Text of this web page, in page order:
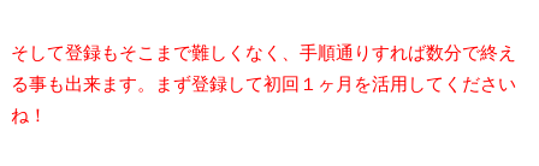
そして登録もそこまで難しくなく、手順通りすれば数分で終え
る事も出来ます。まず登録して初回１ヶ月を活用してください
ね！